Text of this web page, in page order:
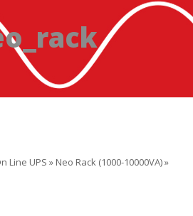
Line UPS » Neo Rack (1000-10000VA)»